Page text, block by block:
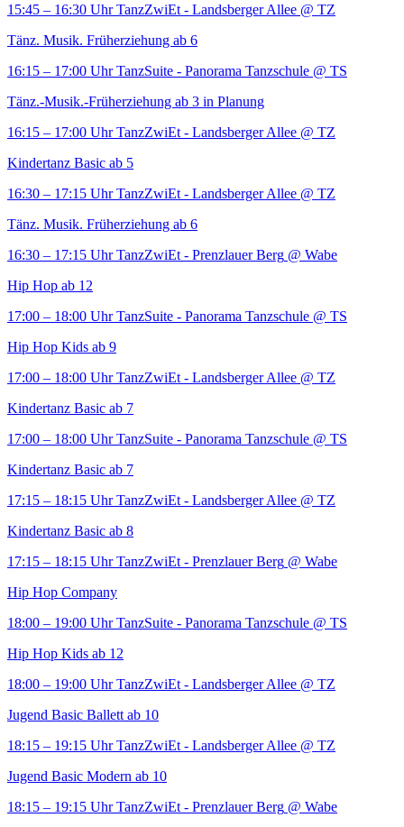
15:45 – 16:30 Uhr TanzZwiEt - Landsberger Allee @ TZ
Tänz. Musik. Früherziehung ab 6
16:15 – 17:00 Uhr TanzSuite - Panorama Tanzschule @ TS
Tänz.-Musik.-Früherziehung ab 3 in Planung
16:15 – 17:00 Uhr TanzZwiEt - Landsberger Allee @ TZ
Kindertanz Basic ab 5
16:30 – 17:15 Uhr TanzZwiEt - Landsberger Allee @ TZ
Tänz. Musik. Früherziehung ab 6
16:30 – 17:15 Uhr TanzZwiEt - Prenzlauer Berg @ Wabe
Hip Hop ab 12
17:00 – 18:00 Uhr TanzSuite - Panorama Tanzschule @ TS
Hip Hop Kids ab 9
17:00 – 18:00 Uhr TanzZwiEt - Landsberger Allee @ TZ
Kindertanz Basic ab 7
17:00 – 18:00 Uhr TanzSuite - Panorama Tanzschule @ TS
Kindertanz Basic ab 7
17:15 – 18:15 Uhr TanzZwiEt - Landsberger Allee @ TZ
Kindertanz Basic ab 8
17:15 – 18:15 Uhr TanzZwiEt - Prenzlauer Berg @ Wabe
Hip Hop Company
18:00 – 19:00 Uhr TanzSuite - Panorama Tanzschule @ TS
Hip Hop Kids ab 12
18:00 – 19:00 Uhr TanzZwiEt - Landsberger Allee @ TZ
Jugend Basic Ballett ab 10
18:15 – 19:15 Uhr TanzZwiEt - Landsberger Allee @ TZ
Jugend Basic Modern ab 10
18:15 – 19:15 Uhr TanzZwiEt - Prenzlauer Berg @ Wabe